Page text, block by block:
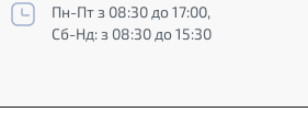
Пн-Пт з 08:30 до 17:00,
Сб-Нд: з 08:30 до 15:30